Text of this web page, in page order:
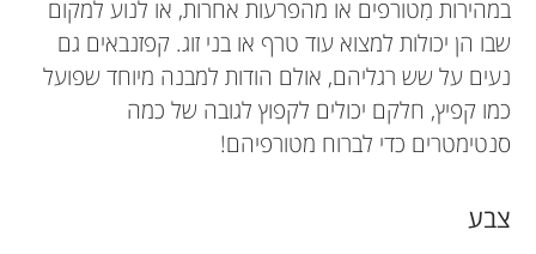
במהירות מִטורפים או מהפרעות אחרות, או לנוע למקום
שבו הן יכולות למצוא עוד טרף או בני זוג. קפזנבאים גם
נעים על שש רגליהם, אולם הודות למבנה מיוחד שפועל
כמו קפיץ, חלקם יכולים לקפוץ לגובה של כמה
סנטימטרים כדי לברוח מטורפיהם!
צבע